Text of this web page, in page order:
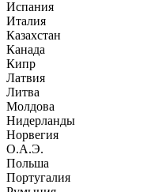
Испания
Италия
Казахстан
Канада
Кипр
Латвия
Литва
Молдова
Нидерланды
Норвегия
О.А.Э.
Польша
Португалия